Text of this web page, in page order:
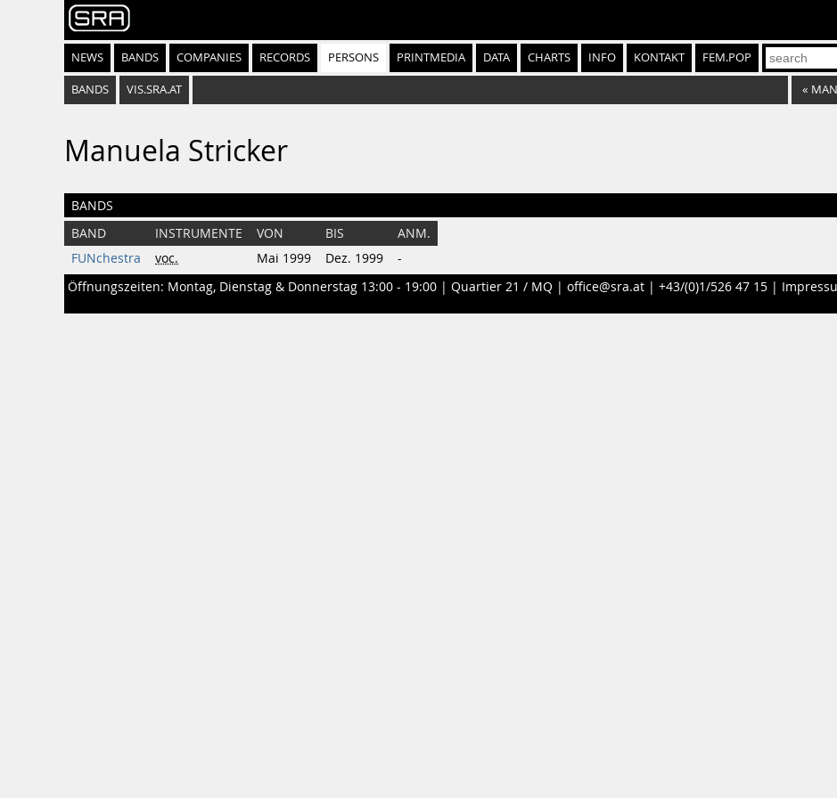
NEWS BANDS COMPANIES RECORDS PERSONS PRINTMEDIA DATA CHARTS INFO KONTAKT FEM.POP
BANDS VIS.SRA.AT «
Manuela Stricker
BANDS
BAND INSTRUMENTE VON BIS
ANM.
FUNchestra
voc. Mai 1999 Dez. 1999
-
Öffnungszeiten: Montag, Dienstag & Donnerstag 13:00 - 19:00 | Quartier 21 / MQ | office@sra.at | +43/(0)1/526 47 15 |